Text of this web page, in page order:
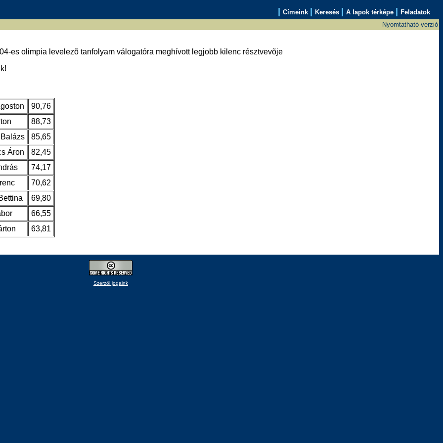
Címeink Keresés A lapok térképe
Feladatok
Nyomtatható verzió
es olimpia levelezõ tanfolyam válogatóra meghívott legjobb kilenc résztvevõje
90,76
88,73
85,65
Áron
82,45
74,17
70,62
69,80
66,55
63,81
Szerzõi jogaink